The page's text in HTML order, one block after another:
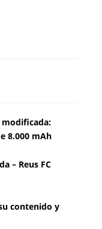
modificada:
8.000 mAh
– Reus FC
contenido y